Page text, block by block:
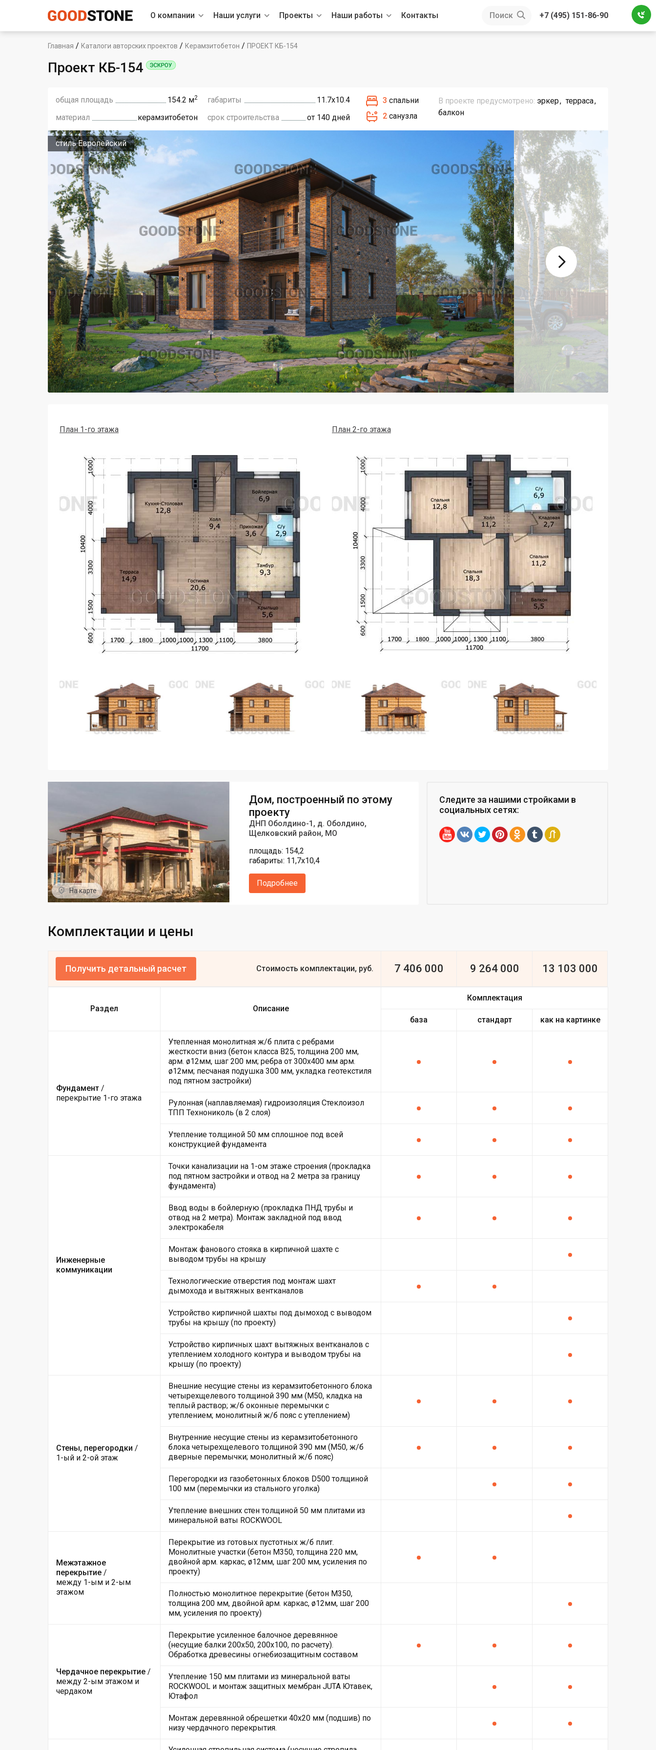
О компании Наши услуги Проекты Наши работы Контакты Поиск +7 (495) 151-86-90
Главная / Каталоги авторских проектов / Керамзитобетон / ПРОЕКТ КБ-154
Проект КБ-154
общая площадь 154.2 м2 габариты
11.7х10.4
материал
керамзитобетон срок строительства от 140 дней
3 спальни
2 санузла
В проекте предусмотрено: эркер
терраса
балкон
стиль Европейский
План 1-го этажа План 2-го этажа
На карте
Дом, построенный по этому
проекту
ДНП Оболдино-1, д. Оболдино,
Щелковский район, МО
площадь: 154,2
габариты: 11,7х10,4
Подробнее
Следите за нашими стройками в
социальных сетях:
Комплектации и цены
Получить детальный расчет Стоимость комплектации, руб. 7 406 000 9 264 000 13 103 000
Раздел Описание
Комплектация
база стандарт как на картинке
Фундамент /
перекрытие 1-го этажа
Утепленная монолитная ж/б плита с ребрами
жесткости вниз (бетон класса В25, толщина 200 мм,
арм. ø12мм, шаг 200 мм; ребра от 300х400 мм арм.
ø12мм; песчаная подушка 300 мм, укладка геотекстиля
под пятном застройки)
Рулонная (наплавляемая) гидроизоляция Стеклоизол
ТПП Технониколь (в 2 слоя)
Утепление толщиной 50 мм сплошное под всей
конструкцией фундамента
Инженерные
коммуникации
Точки канализации на 1-ом этаже строения (прокладка
под пятном застройки и отвод на 2 метра за границу
фундамента)
Ввод воды в бойлерную (прокладка ПНД трубы и
отвод на 2 метра). Монтаж закладной под ввод
электрокабеля
Монтаж фанового стояка в кирпичной шахте с
выводом трубы на крышу
Технологические отверстия под монтаж шахт
дымохода и вытяжных вентканалов
Устройство кирпичной шахты под дымоход с выводом
трубы на крышу (по проекту)
Устройство кирпичных шахт вытяжных вентканалов с
утеплением холодного контура и выводом трубы на
крышу (по проекту)
Стены, перегородки /
1-ый и 2-ой этаж
Внешние несущие стены из керамзитобетонного блока
четырехщелевого толщиной 390 мм (М50, кладка на
теплый раствор; ж/б оконные перемычки с
утеплением; монолитный ж/б пояс с утеплением)
Внутренние несущие стены из керамзитобетонного
блока четырехщелевого толщиной 390 мм (М50, ж/б
дверные перемычки; монолитный ж/б пояс)
Перегородки из газобетонных блоков D500 толщиной
100 мм (перемычки из стального уголка)
Утепление внешних стен толщиной 50 мм плитами из
минеральной ваты ROCKWOOL
Межэтажное
перекрытие /
между 1-ым и 2-ым
этажом
Перекрытие из готовых пустотных ж/б плит.
Монолитные участки (бетон М350, толщина 220 мм,
двойной арм. каркас, ø12мм, шаг 200 мм, усиления по
проекту)
Полностью монолитное перекрытие (бетон М350,
толщина 200 мм, двойной арм. каркас, ø12мм, шаг 200
мм, усиления по проекту)
Чердачное перекрытие /
между 2-ым этажом и
чердаком
Перекрытие усиленное балочное деревянное
(несущие балки 200х50, 200х100, по расчету).
Обработка древесины огнебиозащитным составом
Утепление 150 мм плитами из минеральной ваты
ROCKWOOL и монтаж защитных мембран JUTA Ютавек,
Ютафол
Монтаж деревянной обрешетки 40х20 мм (подшив) по
низу чердачного перекрытия.